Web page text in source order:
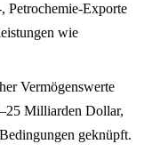
Petrochemie-Exporte
wie
Vermögenswerte
Milliarden Dollar,
geknüpft.